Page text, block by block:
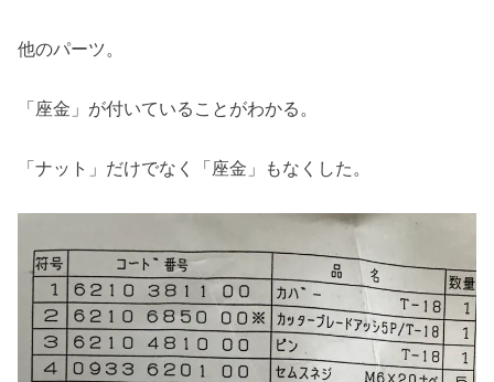
他のパーツ。
「座金」が付いていることがわかる。
「ナット」だけでなく「座金」もなくした。